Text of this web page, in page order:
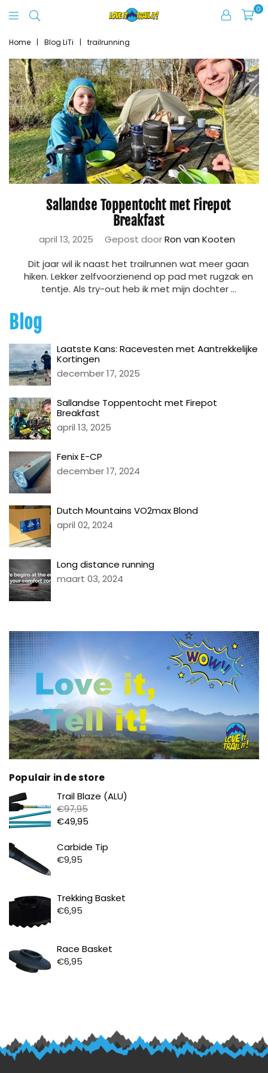
It
Trail
It
0
Home | Blog LiTi | trailrunning
Sallandse Toppentocht met Firepot
Breakfast
april 13, 2025 Gepost doorRon van Kooten
Dit jaar wil ik naast het trailrunnen wat meer gaan
hiken. Lekker zelfvoorzienend op pad met rugzak en
tentje. Als try-out heb ik met mijn dochter ...
Blog
Laatste Kans: Racevesten met Aantrekkelijke
Kortingen
december 17, 2025
Sallandse Toppentocht met Firepot
Breakfast
april 13, 2025
Fenix E-CP
december 17, 2024
Dutch Mountains VO2max Blond
april 02, 2024
Long distance running
maart 03, 2024
Populair in de store
Trail Blaze (ALU)
€97,95
€49,95
Carbide Tip
€9,95
Trekking Basket
€6,95
Race Basket
€6,95